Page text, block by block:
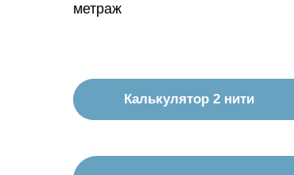
метраж
Калькулятор 2 нити